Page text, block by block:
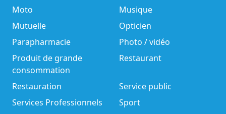
Moto
Musique
Mutuelle
Opticien
Parapharmacie
Photo / vidéo
Produit de grande
consommation
Restaurant
Restauration
Service public
Services Professionnels
Sport